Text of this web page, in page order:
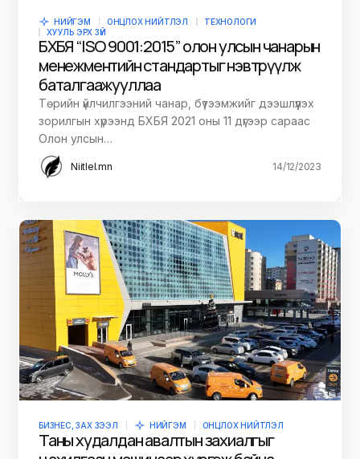
НИЙГЭМ ОНЦЛОХ НИЙТЛЭЛ
ТЕХНОЛОГИ
ХУУЛЬ ЭРХ ЗҮЙ
БХБЯ “ISO 9001:2015” олон улсын чанарын
менежментийн стандартыг нэвтрүүлж
баталгаажууллаа
Төрийн үйлчилгээний чанар, бүтээмжийг дээшлүүлэх
зорилгын хүрээнд БХБЯ 2021 оны 11 дүгээр сараас
Олон улсын…
Niitlel.mn 14/12/2023
БИЗНЕС, ЗАХ ЗЭЭЛ НИЙГЭМ ОНЦЛОХ НИЙТЛЭЛ
Таны худалдан авалтын захиалгыг